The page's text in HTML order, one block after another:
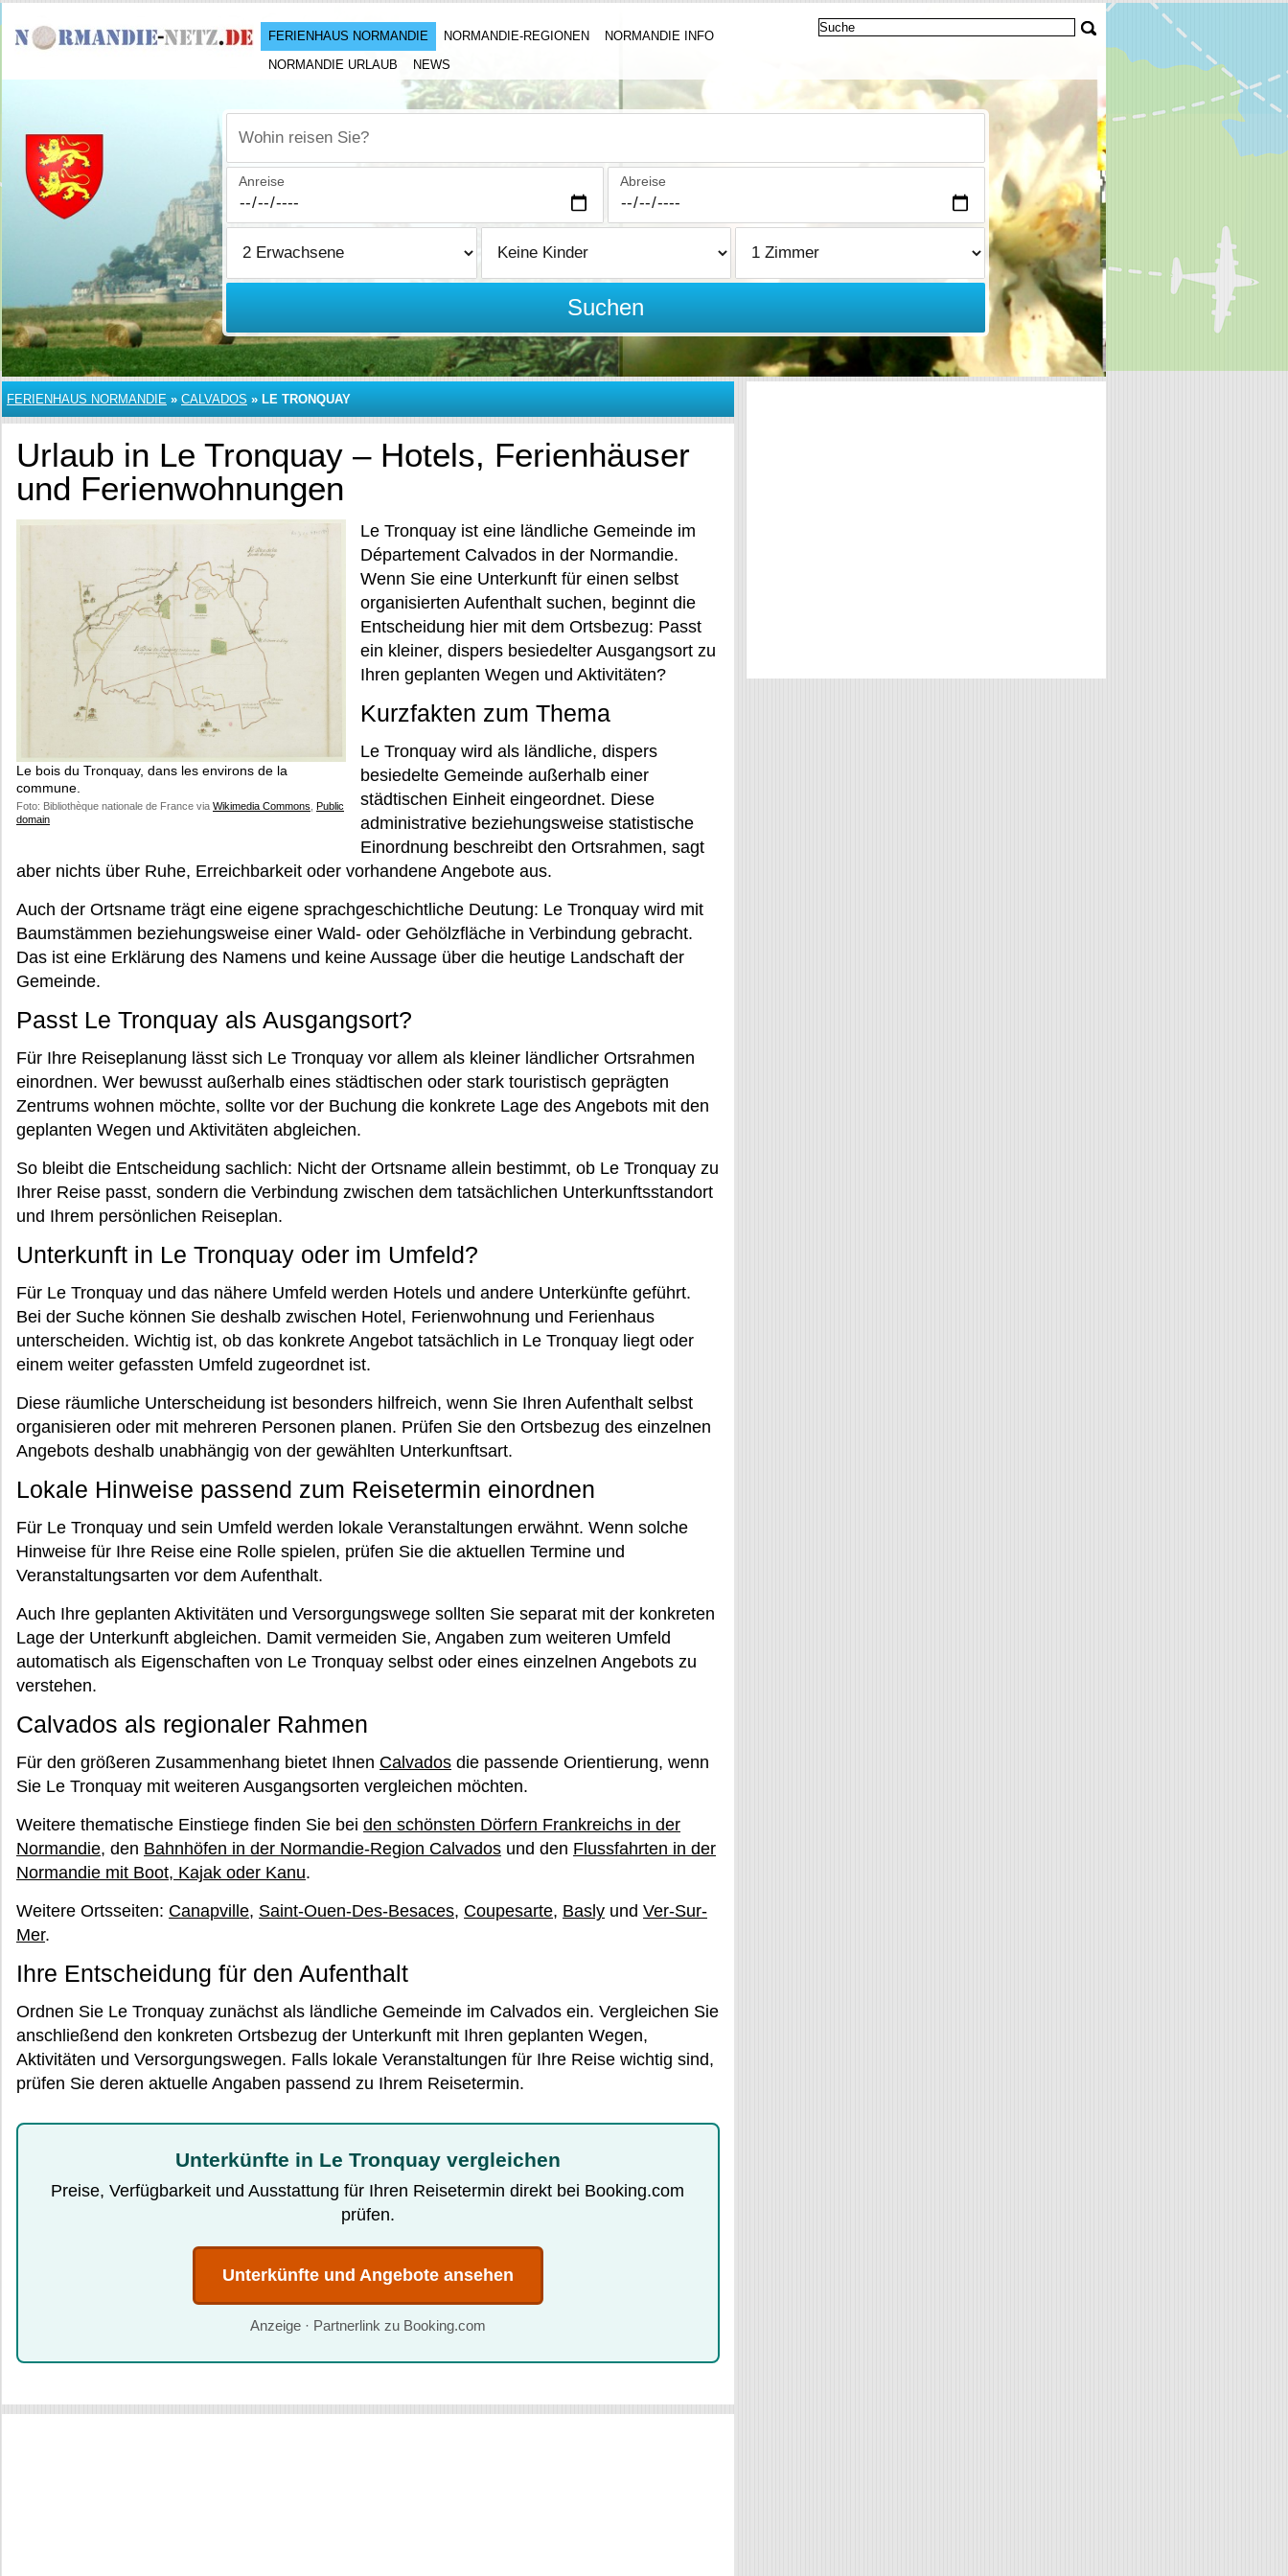
FERIENHAUS NORMANDIE NORMANDIE-REGIONEN
NORMANDIE INFO
NORMANDIE URLAUB
NEWS
Wohin reisen Sie?
Anreise Abreise
Suchen
FERIENHAUS NORMANDIE » CALVADOS » LE TRONQUAY
Urlaub in Le Tronquay – Hotels, Ferienhäuser
und Ferienwohnungen
Le bois du Tronquay, dans les environs de la
commune.
Foto: Bibliothèque nationale de France via Wikimedia Commons Public
domain
Le Tronquay ist eine ländliche Gemeinde im
Département Calvados in der Normandie.
Wenn Sie eine Unterkunft für einen selbst
organisierten Aufenthalt suchen, beginnt die
Entscheidung hier mit dem Ortsbezug: Passt
ein kleiner, dispers besiedelter Ausgangsort zu
Ihren geplanten Wegen und Aktivitäten?
Kurzfakten zum Thema
Le Tronquay wird als ländliche, dispers
besiedelte Gemeinde außerhalb einer
städtischen Einheit eingeordnet. Diese
administrative beziehungsweise statistische
Einordnung beschreibt den Ortsrahmen, sagt
aber nichts über Ruhe, Erreichbarkeit oder vorhandene Angebote aus.
Auch der Ortsname trägt eine eigene sprachgeschichtliche Deutung: Le Tronquay wird mit
Baumstämmen beziehungsweise einer Wald- oder Gehölzfläche in Verbindung gebracht.
Das ist eine Erklärung des Namens und keine Aussage über die heutige Landschaft der
Gemeinde.
Passt Le Tronquay als Ausgangsort?
Für Ihre Reiseplanung lässt sich Le Tronquay vor allem als kleiner ländlicher Ortsrahmen
einordnen. Wer bewusst außerhalb eines städtischen oder stark touristisch geprägten
Zentrums wohnen möchte, sollte vor der Buchung die konkrete Lage des Angebots mit den
geplanten Wegen und Aktivitäten abgleichen.
So bleibt die Entscheidung sachlich: Nicht der Ortsname allein bestimmt, ob Le Tronquay zu
Ihrer Reise passt, sondern die Verbindung zwischen dem tatsächlichen Unterkunftsstandort
und Ihrem persönlichen Reiseplan.
Unterkunft in Le Tronquay oder im Umfeld?
Für Le Tronquay und das nähere Umfeld werden Hotels und andere Unterkünfte geführt.
Bei der Suche können Sie deshalb zwischen Hotel, Ferienwohnung und Ferienhaus
unterscheiden. Wichtig ist, ob das konkrete Angebot tatsächlich in Le Tronquay liegt oder
einem weiter gefassten Umfeld zugeordnet ist.
Diese räumliche Unterscheidung ist besonders hilfreich, wenn Sie Ihren Aufenthalt selbst
organisieren oder mit mehreren Personen planen. Prüfen Sie den Ortsbezug des einzelnen
Angebots deshalb unabhängig von der gewählten Unterkunftsart.
Lokale Hinweise passend zum Reisetermin einordnen
Für Le Tronquay und sein Umfeld werden lokale Veranstaltungen erwähnt. Wenn solche
Hinweise für Ihre Reise eine Rolle spielen, prüfen Sie die aktuellen Termine und
Veranstaltungsarten vor dem Aufenthalt.
Auch Ihre geplanten Aktivitäten und Versorgungswege sollten Sie separat mit der konkreten
Lage der Unterkunft abgleichen. Damit vermeiden Sie, Angaben zum weiteren Umfeld
automatisch als Eigenschaften von Le Tronquay selbst oder eines einzelnen Angebots zu
verstehen.
Calvados als regionaler Rahmen
Für den größeren Zusammenhang bietet Ihnen Calvados die passende Orientierung, wenn
Sie Le Tronquay mit weiteren Ausgangsorten vergleichen möchten.
Weitere thematische Einstiege finden Sie bei den schönsten Dörfern Frankreichs in der
Normandie, den Bahnhöfen in der Normandie-Region Calvados und den Flussfahrten in der
Normandie mit Boot, Kajak oder Kanu.
Weitere Ortsseiten: Canapville, Saint-Ouen-Des-Besaces, Coupesarte, Basly und Ver-Sur-
Mer.
Ihre Entscheidung für den Aufenthalt
Ordnen Sie Le Tronquay zunächst als ländliche Gemeinde im Calvados ein. Vergleichen Sie
anschließend den konkreten Ortsbezug der Unterkunft mit Ihren geplanten Wegen,
Aktivitäten und Versorgungswegen. Falls lokale Veranstaltungen für Ihre Reise wichtig sind,
prüfen Sie deren aktuelle Angaben passend zu Ihrem Reisetermin.
Unterkünfte in Le Tronquay vergleichen
Preise, Verfügbarkeit und Ausstattung für Ihren Reisetermin direkt bei Booking.com
prüfen.
Unterkünfte und Angebote ansehen
Anzeige · Partnerlink zu Booking.com